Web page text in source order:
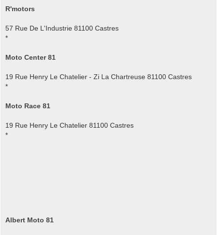
R'motors
57 Rue De L'Industrie 81100 Castres
*
Moto Center 81
19 Rue Henry Le Chatelier - Zi La Chartreuse 81100 Castres
*
Moto Race 81
19 Rue Henry Le Chatelier 81100 Castres
*
Albert Moto 81